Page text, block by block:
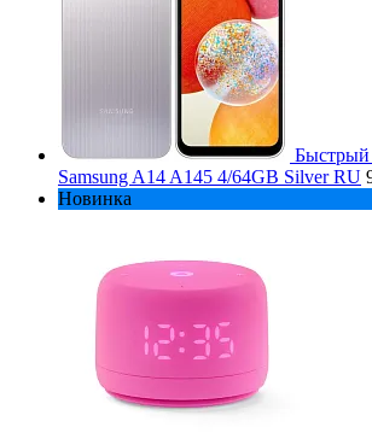
Быстрый
Samsung A14 A145 4/64GB Silver RU
Новинка